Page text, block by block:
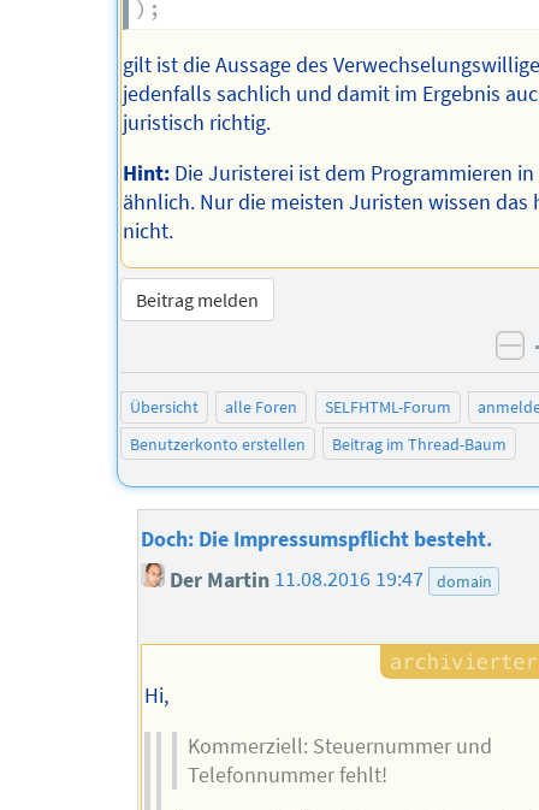
) ;
gilt ist die Aussage des
jedenfalls sachlich und damit im Ergebnis
juristisch richtig.
Hint: Die Juristerei ist dem Programmieren in
ähnlich. Nur die meisten Juristen wissen das
nicht.
Beitrag melden
Übersicht alle Foren SELFHTML-Forum
Benutzerkonto erstellen
Beitrag im Thread-Baum
Doch: Die Impressumspflicht besteht.
Der Martin 11.08.2016 19:47 domain
Hi,
Kommerziell: Steuernummer und
Telefonnummer fehlt!